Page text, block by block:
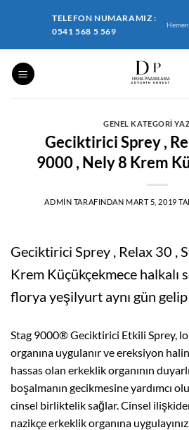
TELEFON NUMARAMIZ :
0541 568 5 569
Hemen
GENEL KATEGORI
Geciktirici Sprey ,
9000 , Nely 8 Krem
ADMIN TARAFINDAN MART 5, 2019
Geciktirici Sprey , Relax 30 ,
Krem Küçükçekmece halkalı
florya yeşilyurt aynı gün gelip
Stag 9000® Geciktirici Etkili Sprey,
organına uygulanır ve ereksiyon
hassas olan erkeklik organının
boşalmanın gecikmesine yardımcı
cinsel birliktelik sağlar. Cinsel
nazikçe erkeklik organına uygulayınız.